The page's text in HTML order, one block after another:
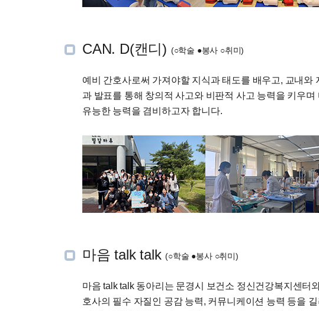
CAN. D(캔디) (○학술 ●봉사 ○취미)
예비 간호사로써 가져야할 지식과 태도를 배우고, 교내
과 발표를 통해 창의적 사고와 비판적 사고 능력을 키우
유능한 능력을 겸비하고자 합니다.
마음 talk talk(○학술 ●봉사 ○취미)
마음 talk talk 동아리는 문경시 보건소 정신건강복지센터
호사의 필수 자질인 공감 능력, 커뮤니케이션 능력 등을